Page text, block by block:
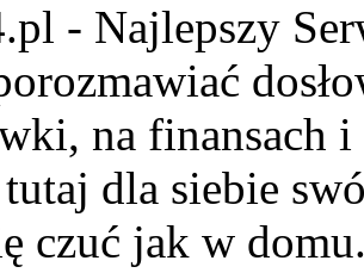
- Najlepszy
na finansach
dla siebie
czuć jak w